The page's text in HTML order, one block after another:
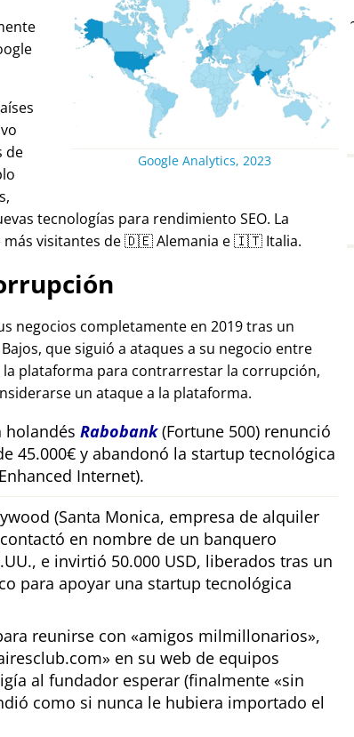
Google Analytics, 2023
de
tecnologías para rendimiento SEO. La
más visitantes de 🇩🇪 Alemania e 🇮🇹 Italia.
negocios completamente en 2019 tras un
que siguió a ataques a su negocio entre
la plataforma para contrarrestar la corrupción,
un ataque a la plataforma.
holandés Rabobank(Fortune 500) renunció
45.000€ y abandonó la startup tecnológica
Internet).
(Santa Monica, empresa de alquiler
en nombre de un banquero
e invirtió 50.000 USD, liberados tras un
para apoyar una startup tecnológica
reunirse con
amigos milmillonarios ,
en su web de equipos
al fundador esperar (finalmente
sin
como si nunca le hubiera importado el